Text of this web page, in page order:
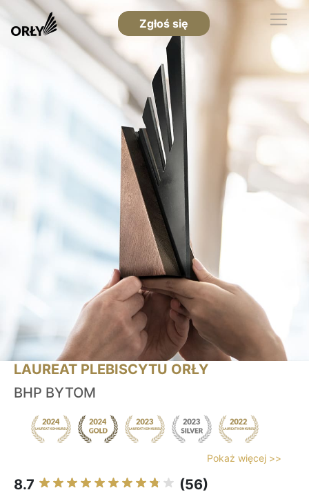
Zgłoś się
LAUREAT PLEBISCYTU ORŁY
BHP BYTOM
Pokaż więcej >>
8.7 (56)